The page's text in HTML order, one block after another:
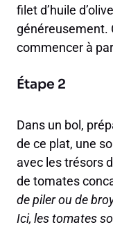
filet d’huile
généreusement.
commencer à
Étape 2
Dans un bol,
de ce plat, une
avec les trésors
de tomates
de piler ou de
Ici, les tomates